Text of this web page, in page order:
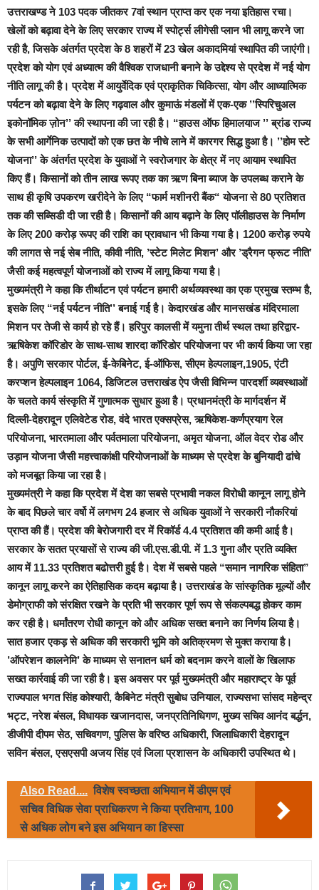
उत्तराखण्ड ने 103 पदक जीतकर 7वां स्थान प्राप्त कर एक नया इतिहास रचा।
खेलों को बढ़ावा देने के लिए सरकार राज्य में स्पोर्ट्स लीगेसी प्लान भी लागू करने जा
रही है, जिसके अंतर्गत प्रदेश के 8 शहरों में 23 खेल अकादमियां स्थापित की जाएंगी।
प्रदेश को योग एवं अध्यात्म की वैश्विक राजधानी बनाने के उद्देश्य से प्रदेश में नई योग
नीति लागू की है। प्रदेश में आयुर्वेदिक एवं प्राकृतिक चिकित्सा, योग और आध्यात्मिक
पर्यटन को बढ़ावा देने के लिए गढ़वाल और कुमाऊं मंडलों में एक-एक ’’स्पिरिचुअल
इकोनॉमिक ज़ोन’’ की स्थापना की जा रही है। “हाउस ऑफ हिमालयाज ’’ ब्रांड राज्य
के सभी आर्गेनिक उत्पादों को एक छत के नीचे लाने में कारगर सिद्ध हुआ है। ’’होम स्टे
योजना’’ के अंतर्गत प्रदेश के युवाओं ने स्वरोजगार के क्षेत्र में नए आयाम स्थापित
किए हैं। किसानों को तीन लाख रूपए तक का ऋण बिना ब्याज के उपलब्ध कराने के
साथ ही कृषि उपकरण खरीदेने के लिए “फार्म मशीनरी बैंक“ योजना से 80 प्रतिशत
तक की सब्सिडी दी जा रही है। किसानों की आय बढ़ाने के लिए पॉलीहाउस के निर्माण
के लिए 200 करोड़ रूपए की राशि का प्रावधान भी किया गया है। 1200 करोड़ रुपये
की लागत से नई सेब नीति, कीवी नीति, ’स्टेट मिलेट मिशन’ और ’ड्रैगन फ्रूट नीति’
जैसी कई महत्वपूर्ण योजनाओं को राज्य में लागू किया गया है।
मुख्यमंत्री ने कहा कि तीर्थाटन एवं पर्यटन हमारी अर्थव्यवस्था का एक प्रमुख स्तम्भ है,
इसके लिए “नई पर्यटन नीति’’ बनाई गई है। केदारखंड और मानसखंड मंदिरमाला
मिशन पर तेजी से कार्य हो रहे हैं। हरिपुर कालसी में यमुना तीर्थ स्थल तथा हरिद्वार-
ऋषिकेश कॉरिडोर के साथ-साथ शारदा कॉरिडोर परियोजना पर भी कार्य किया जा रहा
है। अपुणि सरकार पोर्टल, ई-केबिनेट, ई-ऑफिस, सीएम हेल्पलाइन,1905, एंटी
करप्शन हेल्पलाइन 1064, डिजिटल उत्तराखंड ऐप जैसी विभिन्न पारदर्शी व्यवस्थाओं
के चलते कार्य संस्कृति में गुणात्मक सुधार हुआ है। प्रधानमंत्री के मार्गदर्शन में
दिल्ली-देहरादून एलिवेटेड रोड, वंदे भारत एक्सप्रेस, ऋषिकेश-कर्णप्रयाग रेल
परियोजना, भारतमाला और पर्वतमाला परियोजना, अमृत योजना, ऑल वेदर रोड और
उड़ान योजना जैसी महत्त्वाकांक्षी परियोजनाओं के माध्यम से प्रदेश के बुनियादी ढांचे
को मजबूत किया जा रहा है।
मुख्यमंत्री ने कहा कि प्रदेश में देश का सबसे प्रभावी नकल विरोधी कानून लागू होने
के बाद पिछले चार वर्षो में लगभग 24 हजार से अधिक युवाओं ने सरकारी नौकरियां
प्राप्त की हैं। प्रदेश की बेरोजगारी दर में रिकॉर्ड 4.4 प्रतिशत की कमी आई है।
सरकार के सतत प्रयासों से राज्य की जी.एस.डी.पी. में 1.3 गुना और प्रति व्यक्ति
आय में 11.33 प्रतिशत बढोत्तरी हुई है। देश में सबसे पहले “समान नागरिक संहिता”
कानून लागू करने का ऐतिहासिक कदम बढ़ाया है। उत्तराखंड के सांस्कृतिक मूल्यों और
डेमोग्राफी को संरक्षित रखने के प्रति भी सरकार पूर्ण रूप से संकल्पबद्ध होकर काम
कर रही है। धर्मांतरण रोधी कानून को और अधिक सख्त बनाने का निर्णय लिया है।
सात हजार एकड़ से अधिक की सरकारी भूमि को अतिक्रमण से मुक्त कराया है।
’ऑपरेशन कालनेमि’ के माध्यम से सनातन धर्म को बदनाम करने वालों के खिलाफ
सख्त कार्रवाई की जा रही है। इस अवसर पर पूर्व मुख्यमंत्री और महाराष्ट्र के पूर्व
राज्यपाल भगत सिंह कोश्यारी, कैबिनेट मंत्री सुबोध उनियाल, राज्यसभा सांसद महेन्द्र
भट्ट, नरेश बंसल, विधायक खजानदास, जनप्रतिनिधिगण, मुख्य सचिव आनंद बर्द्धन,
डीजीपी दीपम सेठ, सचिवगण, पुलिस के वरिष्ठ अधिकारी, जिलाधिकारी देहरादून
सविन बंसल, एसएसपी अजय सिंह एवं जिला प्रशासन के अधिकारी उपस्थित थे।
Also Read.... विशेष स्वच्छता अभियान में डीएम एवं
सचिव विधिक सेवा प्राधिकरण ने किया प्रतिभाग, 100
से अधिक लोग बने इस अभियान का हिस्सा